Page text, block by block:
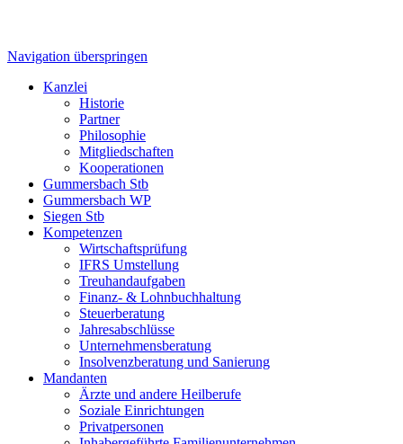
Navigation überspringen
Kanzlei
Historie
Partner
Philosophie
Mitgliedschaften
Kooperationen
Gummersbach Stb
Gummersbach WP
Siegen Stb
Kompetenzen
Wirtschaftsprüfung
IFRS Umstellung
Treuhandaufgaben
Finanz- & Lohnbuchhaltung
Steuerberatung
Jahresabschlüsse
Unternehmensberatung
Insolvenzberatung und Sanierung
Mandanten
Ärzte und andere Heilberufe
Soziale Einrichtungen
Privatpersonen